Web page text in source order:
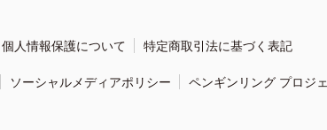
個人情報保護について 特定商取引法に基づく表記
ソーシャルメディアポリシー ペンギンリング プロジ